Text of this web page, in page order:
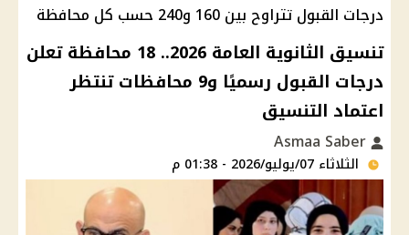
درجات القبول تتراوح بين 160 و240 حسب كل محافظة
تنسيق الثانوية العامة 2026.. 18 محافظة تعلن
درجات القبول رسميًا و9 محافظات تنتظر
اعتماد التنسيق
الثلاثاء 07/يوليو/2026 - 01:38 م